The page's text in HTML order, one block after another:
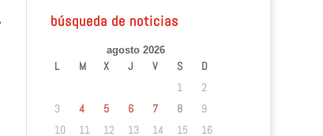
búsqueda de noticias
agosto 2026
L M X J V S
D
1
2
3
4 5 6 7 8
9
10
11 12 13 14 15
16